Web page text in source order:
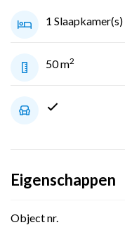
1 Slaapkamer(s)
50 m2
Eigenschappen
Object nr.